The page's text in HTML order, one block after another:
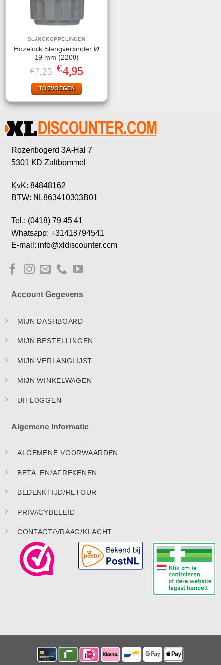
SLANGKOPPELINGEN
Hozelock Slangverbinder Ø
19 mm (2200)
€7,25 Oorspronkelijke
prijs
was:
€7,25.
€4,95Huidige
prijs
is:
€4,95.
TOEVOEGEN
Rozenbogerd 3A-Hal 7
5301 KD Zaltbommel
KvK: 84848162
BTW: NL863410303B01
Tel.: (0418) 79 45 41
Whatsapp: +31418794541
E-mail: info@xldiscounter.com
Account Gegevens
MIJN DASHBOARD
MIJN BESTELLINGEN
MIJN VERLANGLIJST
MIJN WINKELWAGEN
UITLOGGEN
Algemene Informatie
ALGEMENE VOORWAARDEN
BETALEN/AFREKENEN
BEDENKTIJD/RETOUR
PRIVACYBELEID
CONTACT/VRAAG/KLACHT